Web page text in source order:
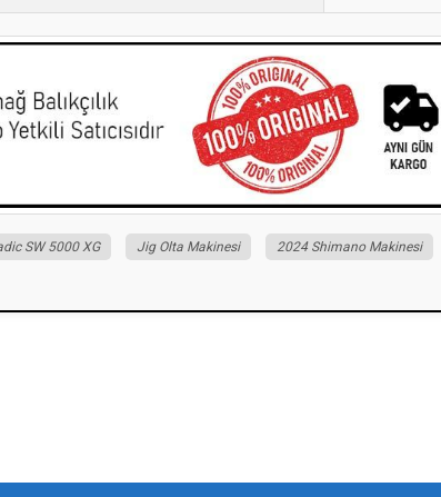
SW 5000 XG Jig Olta Makinesi 2024 Shimano Makinesi